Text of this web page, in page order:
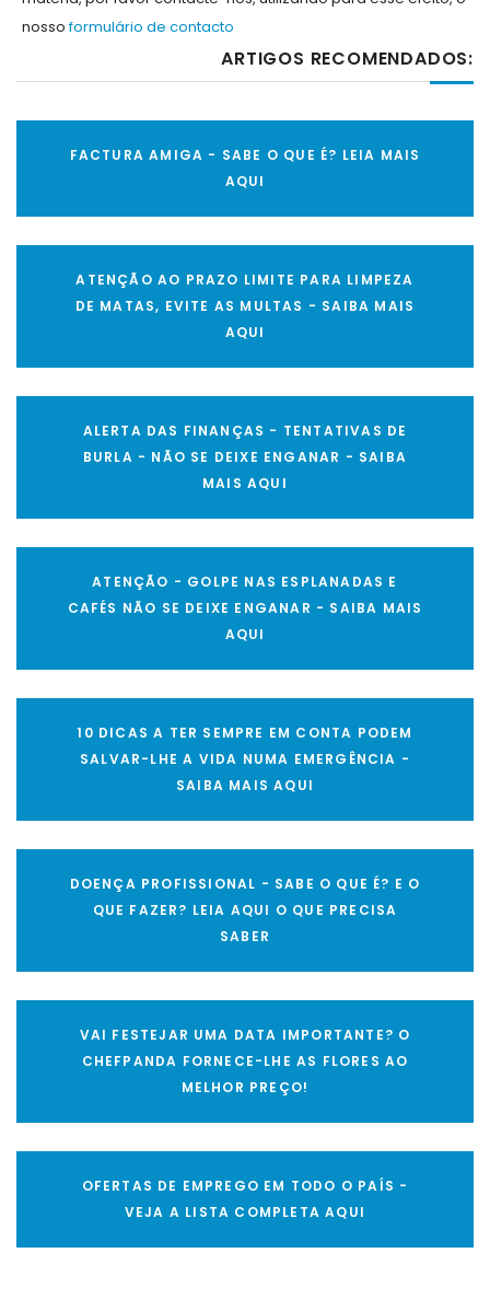
nossoformulário de contacto
ARTIGOS RECOMENDADOS:
FACTURA AMIGA - SABE O QUE É? LEIA MAIS
AQUI
ATENÇÃO AO PRAZO LIMITE PARA LIMPEZA
DE MATAS, EVITE AS MULTAS - SAIBA MAIS
AQUI
ALERTA DAS FINANÇAS - TENTATIVAS DE
BURLA - NÃO SE DEIXE ENGANAR - SAIBA
MAIS AQUI
ATENÇÃO - GOLPE NAS ESPLANADAS E
CAFÉS NÃO SE DEIXE ENGANAR - SAIBA MAIS
AQUI
10 DICAS A TER SEMPRE EM CONTA PODEM
SALVAR-LHE A VIDA NUMA EMERGÊNCIA -
SAIBA MAIS AQUI
DOENÇA PROFISSIONAL - SABE O QUE É? E O
QUE FAZER? LEIA AQUI O QUE PRECISA
SABER
VAI FESTEJAR UMA DATA IMPORTANTE? O
CHEFPANDA FORNECE-LHE AS FLORES AO
MELHOR PREÇO!
OFERTAS DE EMPREGO EM TODO O PAÍS -
VEJA A LISTA COMPLETA AQUI